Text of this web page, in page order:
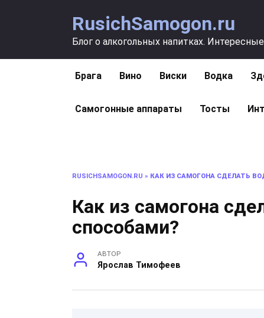
RusichSamogon.ru
Блог о алкогольных напитках.
Брага Вино Виски Водка
Самогонные аппараты Тосты
RUSICHSAMOGON.RU » КАК ИЗ САМОГОНА СДЕЛАТЬ
Как из самогона
способами?
АВТОР
Ярослав Тимофеев